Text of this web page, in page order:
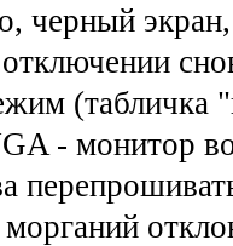
черный
(табличка
- монитор